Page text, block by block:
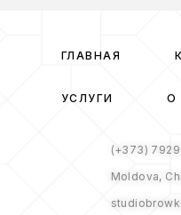
ГЛАВНАЯ
УСЛУГИ О
(+373)
Moldova,